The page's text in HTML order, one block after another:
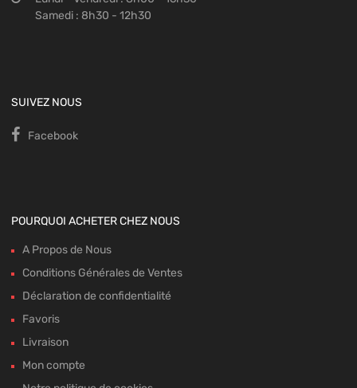
Samedi : 8h30 - 12h30
SUIVEZ NOUS
Facebook
POURQUOI ACHETER CHEZ NOUS
A Propos de Nous
Conditions Générales de Ventes
Déclaration de confidentialité
Favoris
Livraison
Mon compte